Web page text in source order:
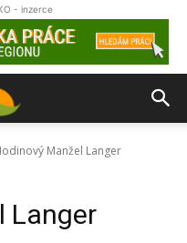
- inzerce
Manžel Langer
Langer